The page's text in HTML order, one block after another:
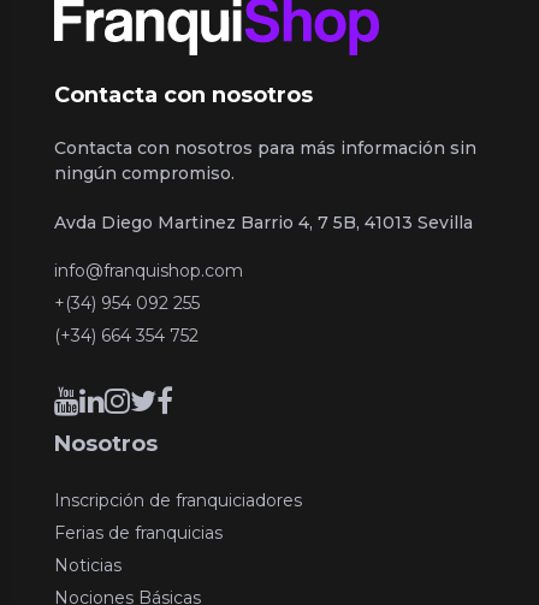
Contacta con nosotros
Contacta con nosotros para más información sin
ningún compromiso.
Avda Diego Martinez Barrio 4, 7 5B, 41013 Sevilla
info@franquishop.com
+(34) 954 092 255
(+34) 664 354 752
Nosotros
Inscripción de franquiciadores
Ferias de franquicias
Noticias
Nociones Básicas